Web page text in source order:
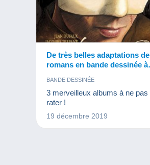
De très belles adaptations de
romans en bande dessinée à
mettre sous le sapin
BANDE DESSINÉE
3 merveilleux albums à ne pas
rater !
19 décembre 2019